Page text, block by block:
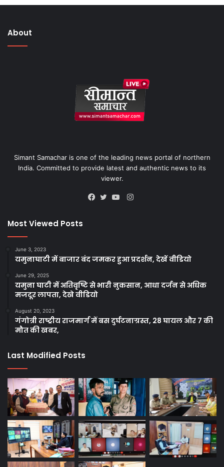
About
Simant Samachar is one of the leading news portal of northern
India. Committed to provide latest and authentic news to its
viewer.
Instagram
Most Viewed Posts
June 3, 2023
यमुनाघाटी में बाजार बंद जमकर हुआ प्रदर्शन, देखें वीडियो
June 29, 2025
यमुना घाटी में अतिवृष्टि से भारी नुकसान, आधा दर्जन से अधिक
मजदूर लापता, देखे वीडियो
August 20, 2023
गंगोत्री राष्ट्रीय राजमार्ग में बस दुर्घटनाग्रस्त, 28 घायल और 7 की
मौत की खबर,
Last Modified Posts